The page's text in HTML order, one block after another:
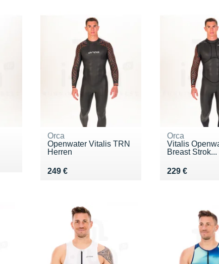
Orca
Openwater Vitalis TRN
Herren
249 €
Vendu 249 €
Orca
Vitalis
Breast Strok...
229 €
Vendu 229 €